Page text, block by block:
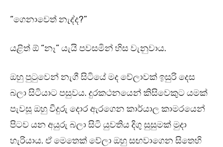
“ගෙනාවෙත් නැද්ද?”
යළිත් ඕ “නෑ” යැයි පවසමින් හිස වැනුවාය.
ඔහු පුටුවෙන් නැගී සිටියේ මද වේලාවක් ඉසුරි දෙස
බලා සිටියාට පසුවය. දුරකථනයෙන් කිසිවෙකුට යමක්
පැවසූ ඔහු වීදුරු දොර ඇරගෙන කාර්යාල කාමරයෙන්
පිටව යන අයුරු බලා සිටි යුවතිය දිගු සුසුමක් මුදා
හැරියාය. ඒ මෙතෙක් වේලා ඔහු සඟවාගෙන සිතෙහි